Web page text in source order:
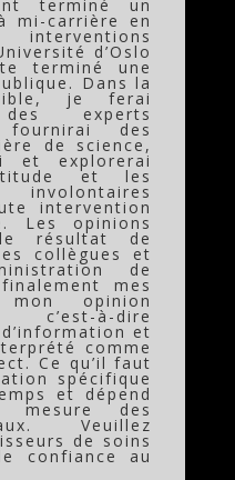
terminé un
mi-carrière en
d’Oslo
terminé une
Dans la
je ferai
experts
des
de science,
et explorerai
et les
intervention
Les opinions
résultat de
collègues et
de
mes
opinion
à-dire
et
comme
Ce qu’il faut
spécifique
et dépend
mesure des
Veuillez
de soins
confiance au